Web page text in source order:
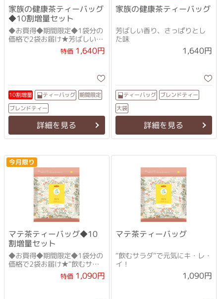
家族の健康茶ティーバッグ
◆10割増量セット
◆お買得◆期間限定◆1袋分の
価格で2袋お届け★芳ばしい香
り、さっぱりとした味
特価1,640円
10割増量 ティーバッグ 期間限定
ブレンドティー
詳細を見る
家族の健康茶ティーバッグ
芳ばしい香り、さっぱりとし
た味
1,640円
ティーバッグ ブレンドティー
大袋
詳細を見る
今月限り
マテ茶ティーバッグ◆10
割増量セット
◆お買得◆期間限定◆1袋分の
価格で2袋お届け★“飲むサラ
ダ”で元気にキ・レ・イ！
特価1,090円
マテ茶ティーバッグ
“飲むサラダ”で元気にキ・レ・
イ！
1,090円